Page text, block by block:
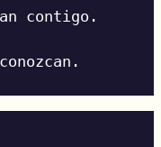
contigo.